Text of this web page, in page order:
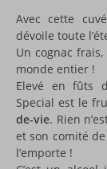
Avec cette
dévoile toute
Un cognac
monde entier !
Elevé en fûts
Special est le
de-vie. Rien
et son comité
l’emporte !